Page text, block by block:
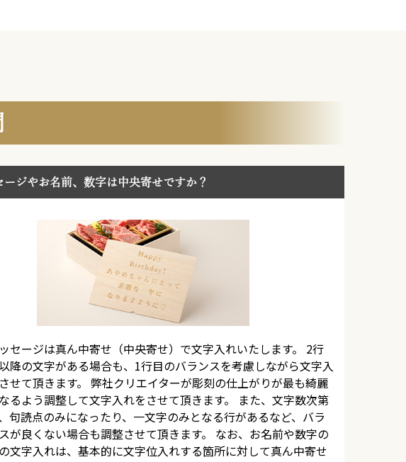
ージやお名前、数字は中央寄せですか？
セージは真ん中寄せ（中央寄せ）で文字入れいたします。 2行
降の文字がある場合も、1行目のバランスを考慮しながら文字入
せて頂きます。 弊社クリエイターが彫刻の仕上がりが最も綺麗
るよう調整して文字入れをさせて頂きます。 また、文字数次第
句読点のみになったり、一文字のみとなる行があるなど、バラ
が良くない場合も調整させて頂きます。 なお、お名前や数字の
文字入れは、基本的に文字位入れする箇所に対して真ん中寄せ